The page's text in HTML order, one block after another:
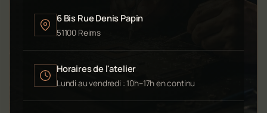
6 Bis Rue Denis Papin
51100 Reims
Horaires de l'atelier
Lundi au vendredi : 10h–17h en continu